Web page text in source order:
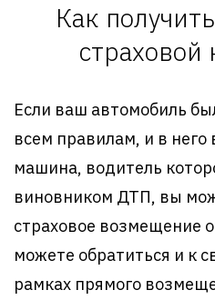
Как
Если ваш автомобиль
всем правилам, и в него
машина, водитель
виновником ДТП, вы
страховое возмещение
можете обратиться и к
рамках прямого